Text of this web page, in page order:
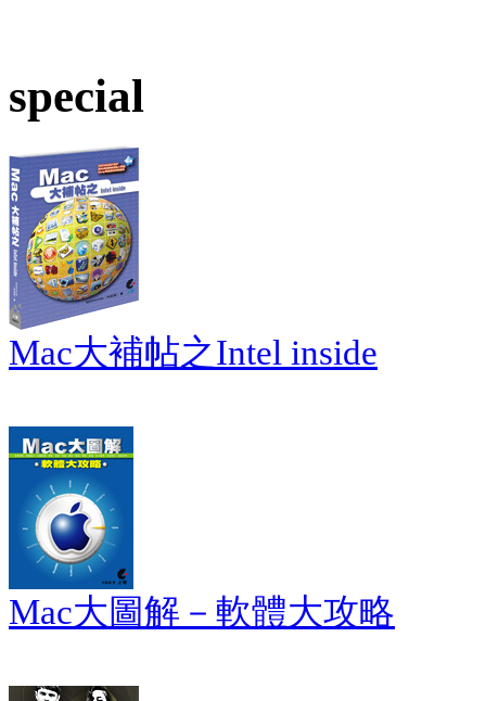
special
Mac大補帖之Intel inside
Mac大圖解－軟體大攻略